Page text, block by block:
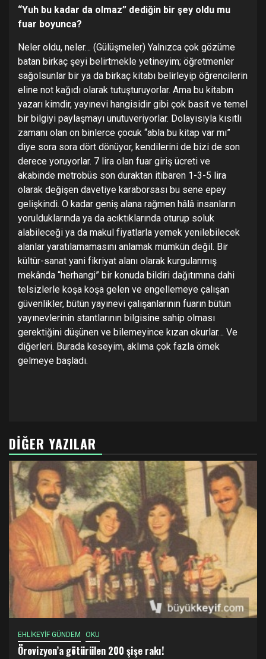
“Yuh bu kadar da olmaz” dediğin bir şey oldu mu
fuar boyunca?
Neler oldu, neler… (Gülüşmeler) Yalnızca çok gözüme
batan birkaç şeyi belirtmekle yetineyim; öğretmenler
sağolsunlar bir ya da birkaç kitabı belirleyip öğrencilerin
eline not kağıdı olarak tutuşturuyorlar. Ama bu kitabın
yazarı kimdir, yayınevi hangisidir gibi çok basit ve temel
bir bilgiyi paylaşmayı unutuveriyorlar. Dolayısıyla kısıtlı
zamanı olan on binlerce çocuk “abla bu kitap var mı”
diye sora sora dört dönüyor, kendilerini de bizi de son
derece yoruyorlar. 7 lira olan fuar giriş ücreti ve
akabinde metrobüs son duraktan itibaren 1-3-5 lira
olarak değişen davetiye karaborsası bu sene epey
gelişkindi. O kadar geniş alana rağmen hâlâ insanların
yorulduklarında ya da acıktıklarında oturup soluk
alabileceği ya da makul fiyatlarla yemek yenilebilecek
alanlar yaratılamamasını anlamak mümkün değil. Bir
kültür-sanat yani fikriyat alanı olarak kurgulanmış
mekânda “herhangi” bir konuda bildiri dağıtımına dahi
telsizlerle koşa koşa gelen ve engellemeye çalışan
güvenlikler, bütün yayınevi çalışanlarının fuarın bütün
yayınevlerinin stantlarının bilgisine sahip olması
gerektiğini düşünen ve bilemeyince kızan okurlar… Ve
diğerleri. Burada keseyim, aklıma çok fazla örnek
gelmeye başladı.
DIĞER YAZILAR
EHLİKEYİF GÜNDEM OKU
Örovizyon’a götürülen 200 şişe rakı!